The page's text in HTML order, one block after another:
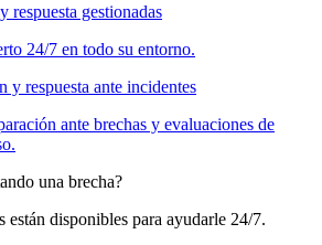
respuesta gestionadas
24/7 en todo su entorno.
y respuesta ante incidentes
ante brechas y evaluaciones de
una brecha?
están disponibles para ayudarle 24/7.